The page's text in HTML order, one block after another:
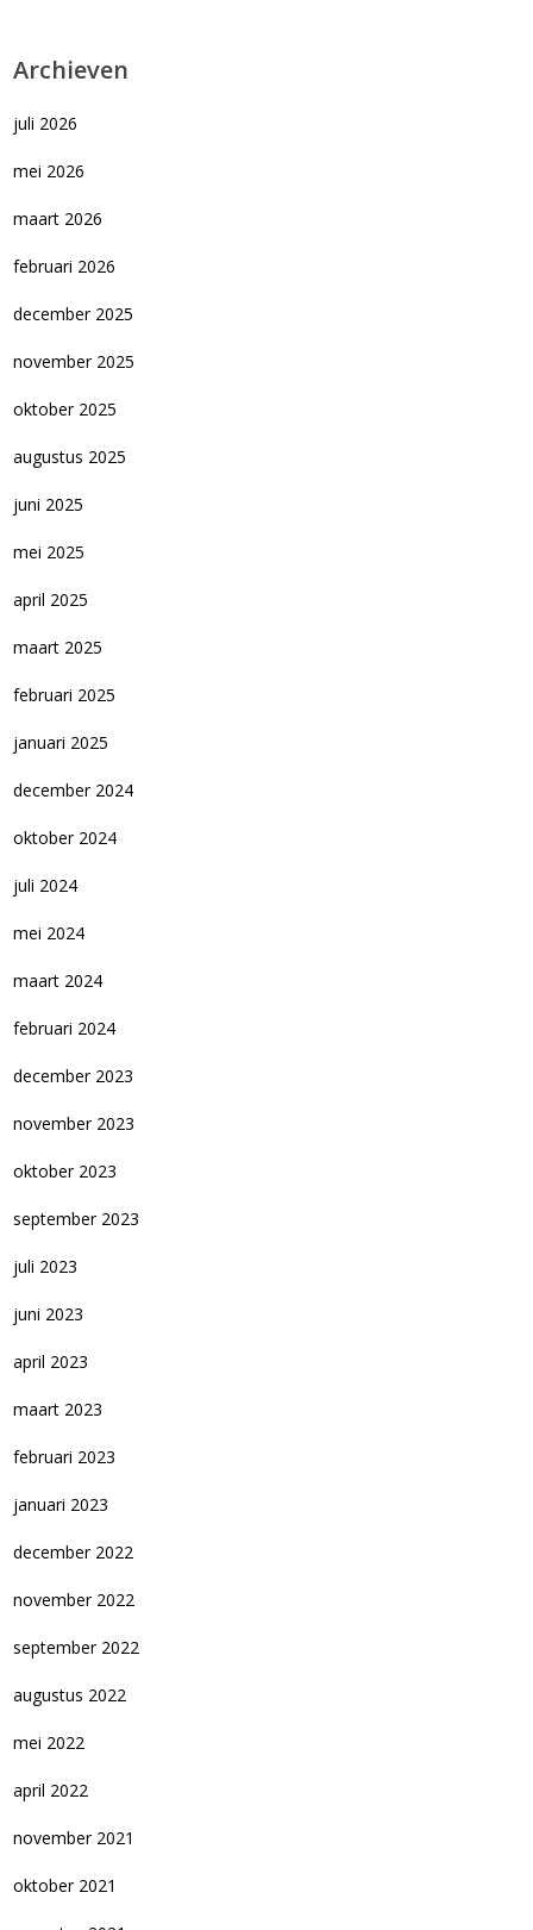
Archieven
juli 2026
mei 2026
maart 2026
februari 2026
december 2025
november 2025
oktober 2025
augustus 2025
juni 2025
mei 2025
april 2025
maart 2025
februari 2025
januari 2025
december 2024
oktober 2024
juli 2024
mei 2024
maart 2024
februari 2024
december 2023
november 2023
oktober 2023
september 2023
juli 2023
juni 2023
april 2023
maart 2023
februari 2023
januari 2023
december 2022
november 2022
september 2022
augustus 2022
mei 2022
april 2022
november 2021
oktober 2021